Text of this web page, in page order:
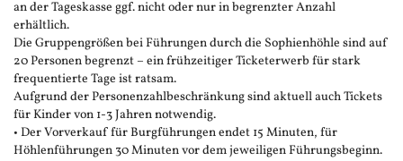
an der Tageskasse ggf. nicht oder nur in begrenzter Anzahl
erhältlich.
Die Gruppengrößen bei Führungen durch die Sophienhöhle sind auf
20 Personen begrenzt – ein frühzeitiger Ticketerwerb für stark
frequentierte Tage ist ratsam.
Aufgrund der Personenzahlbeschränkung sind aktuell auch Tickets
für Kinder von 1-3 Jahren notwendig.
• Der Vorverkauf für Burgführungen endet 15 Minuten, für
Höhlenführungen 30 Minuten vor dem jeweiligen Führungsbeginn.